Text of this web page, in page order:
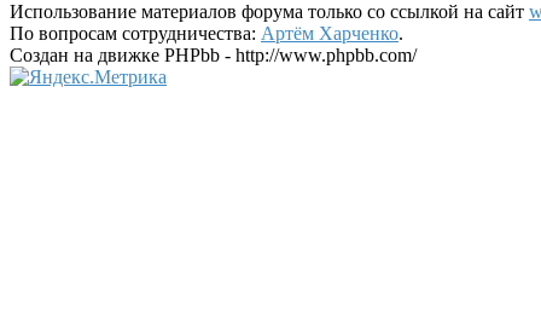
Использование материалов форума только со ссылкой на сайт
По вопросам сотрудничества: Артём Харченко.
Создан на движке PHPbb - http://www.phpbb.com/